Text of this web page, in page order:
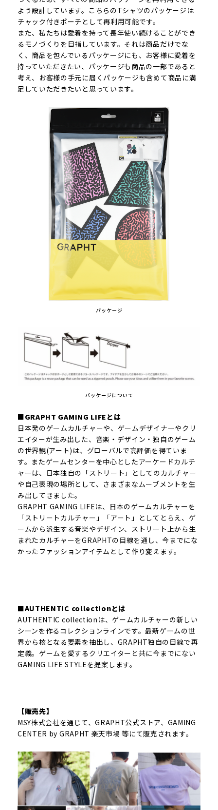
よう設計しています。こちらのTシャツのパッケージは
チャック付きポーチとして再利用可能です。
また、私たちは愛着を持って長年使い続けることができ
るモノづくりを目指しています。それは商品だけでな
く、商品を包んでいるパッケージにも、お客様に愛着を
持っていただきたい、パッケージも商品の一部であると
考え、お客様の手元に届くパッケージも含めて商品に満
足していただきたいと思っています。
パッケージ
パッケージについて
■GRAPHT GAMING LIFEとは
日本発のゲームカルチャーや、ゲームデザイナーやクリ
エイターが生み出した、音楽・デザイン・独自のゲーム
の世界観(アート)は、グローバルで高評価を得ていま
す。またゲームセンターを中心としたアーケードカルチ
ャーは、日本独自の「ストリート」としてのカルチャー
や自己表現の場所として、さまざまなムーブメントを生
み出してきました。
GRAPHT GAMING LIFEは、日本のゲームカルチャーを
「ストリートカルチャー」「アート」としてとらえ、ゲ
ームから派生する音楽やデザイン、ストリート上から生
まれたカルチャーをGRAPHTの目線を通し、今までにな
かったファッションアイテムとして作り変えます。
■AUTHENTIC collectionとは
AUTHENTIC collectionは、ゲームカルチャーの新しい
シーンを作るコレクションラインです。最新ゲームの世
界から核となる要素を抽出し、GRAPHT独自の目線で再
定義。ゲームを愛するクリエイターと共に今までにない
GAMING LIFE STYLEを提案します。
【販売先】
MSY株式会社を通じて、GRAPHT公式ストア、GAMING
CENTER by GRAPHT 楽天市場 等にて販売されます。